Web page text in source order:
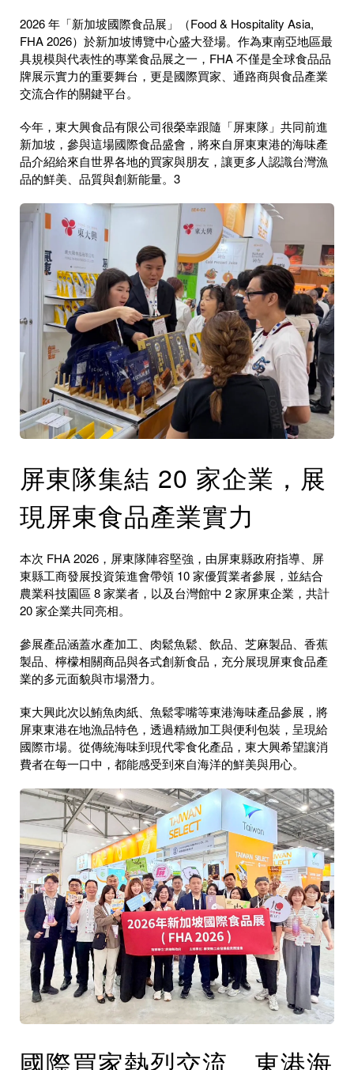
2026 年「新加坡國際食品展」（Food & Hospitality Asia,
FHA 2026）於新加坡博覽中心盛大登場。作為東南亞地區最
具規模與代表性的專業食品展之一，FHA 不僅是全球食品品
牌展示實力的重要舞台，更是國際買家、通路商與食品產業
交流合作的關鍵平台。
今年，東大興食品有限公司很榮幸跟隨「屏東隊」共同前進
新加坡，參與這場國際食品盛會，將來自屏東東港的海味產
品介紹給來自世界各地的買家與朋友，讓更多人認識台灣漁
品的鮮美、品質與創新能量。3
屏東隊集結 20 家企業，展
現屏東食品產業實力
本次 FHA 2026，屏東隊陣容堅強，由屏東縣政府指導、屏
東縣工商發展投資策進會帶領 10 家優質業者參展，並結合
農業科技園區 8 家業者，以及台灣館中 2 家屏東企業，共計
20 家企業共同亮相。
參展產品涵蓋水產加工、肉鬆魚鬆、飲品、芝麻製品、香蕉
製品、檸檬相關商品與各式創新食品，充分展現屏東食品產
業的多元面貌與市場潛力。
東大興此次以鮪魚肉紙、魚鬆零嘴等東港海味產品參展，將
屏東東港在地漁品特色，透過精緻加工與便利包裝，呈現給
國際市場。從傳統海味到現代零食化產品，東大興希望讓消
費者在每一口中，都能感受到來自海洋的鮮美與用心。
國際買家熱烈交流，東港海